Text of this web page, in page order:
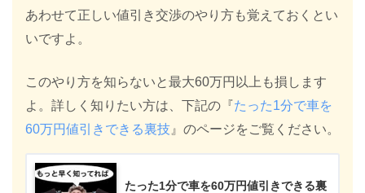
あわせて正しい値引き交渉のやり方も覚えておくとい
いですよ。
このやり方を知らないと最大60万円以上も損します
よ。詳しく知りたい方は、下記の『たった1分で車を
60万円値引きできる裏技 』のページをご覧ください。
たった1分で車を60万円値引きできる裏